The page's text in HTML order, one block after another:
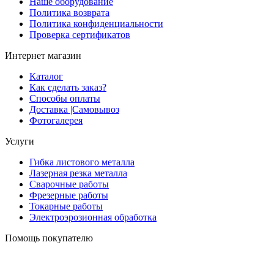
Политика возврата
Политика конфиденциальности
Проверка сертификатов
Интернет магазин
Каталог
Как сделать заказ?
Способы оплаты
Доставка |Cамовывоз
Фотогалерея
Услуги
Гибка листового металла
Лазерная резка металла
Сварочные работы
Фрезерные работы
Токарные работы
Электроэрозионная обработка
Помощь покупателю